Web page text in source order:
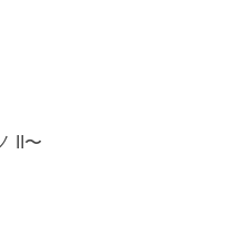
II〜